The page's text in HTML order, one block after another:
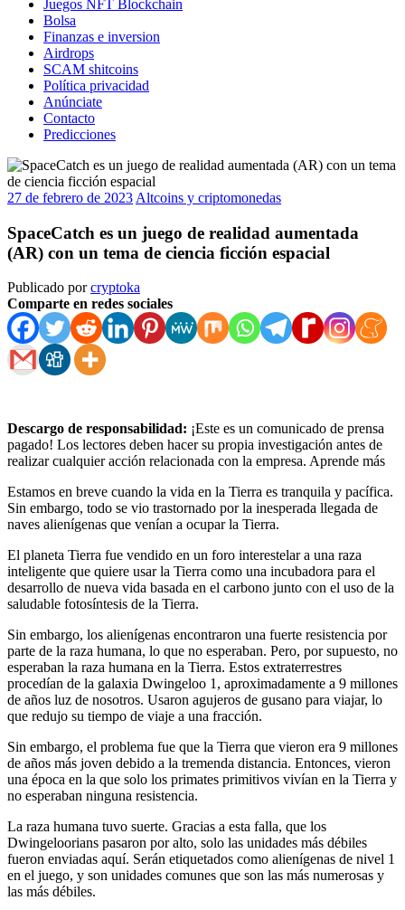
Juegos NFT Blockchain
Bolsa
Finanzas e inversion
Airdrops
SCAM shitcoins
Política privacidad
Anúnciate
Contacto
Predicciones
27 de febrero de 2023 Altcoins y criptomonedas
SpaceCatch es un juego de realidad aumentada
(AR) con un tema de ciencia ficción espacial
Publicado porcryptoka
Comparte en redes sociales
Descargo de responsabilidad: ¡Este es un comunicado de prensa
pagado! Los lectores deben hacer su propia investigación antes de
realizar cualquier acción relacionada con la empresa. Aprende más
Estamos en breve cuando la vida en la Tierra es tranquila y pacífica.
Sin embargo, todo se vio trastornado por la inesperada llegada de
naves alienígenas que venían a ocupar la Tierra.
El planeta Tierra fue vendido en un foro interestelar a una raza
inteligente que quiere usar la Tierra como una incubadora para el
desarrollo de nueva vida basada en el carbono junto con el uso de la
saludable fotosíntesis de la Tierra.
Sin embargo, los alienígenas encontraron una fuerte resistencia por
parte de la raza humana, lo que no esperaban. Pero, por supuesto, no
esperaban la raza humana en la Tierra. Estos extraterrestres
procedían de la galaxia Dwingeloo 1, aproximadamente a 9 millones
de años luz de nosotros. Usaron agujeros de gusano para viajar, lo
que redujo su tiempo de viaje a una fracción.
Sin embargo, el problema fue que la Tierra que vieron era 9 millones
de años más joven debido a la tremenda distancia. Entonces, vieron
una época en la que solo los primates primitivos vivían en la Tierra y
no esperaban ninguna resistencia.
La raza humana tuvo suerte. Gracias a esta falla, que los
Dwingeloorians pasaron por alto, solo las unidades más débiles
fueron enviadas aquí. Serán etiquetados como alienígenas de nivel 1
en el juego, y son unidades comunes que son las más numerosas y
las más débiles.